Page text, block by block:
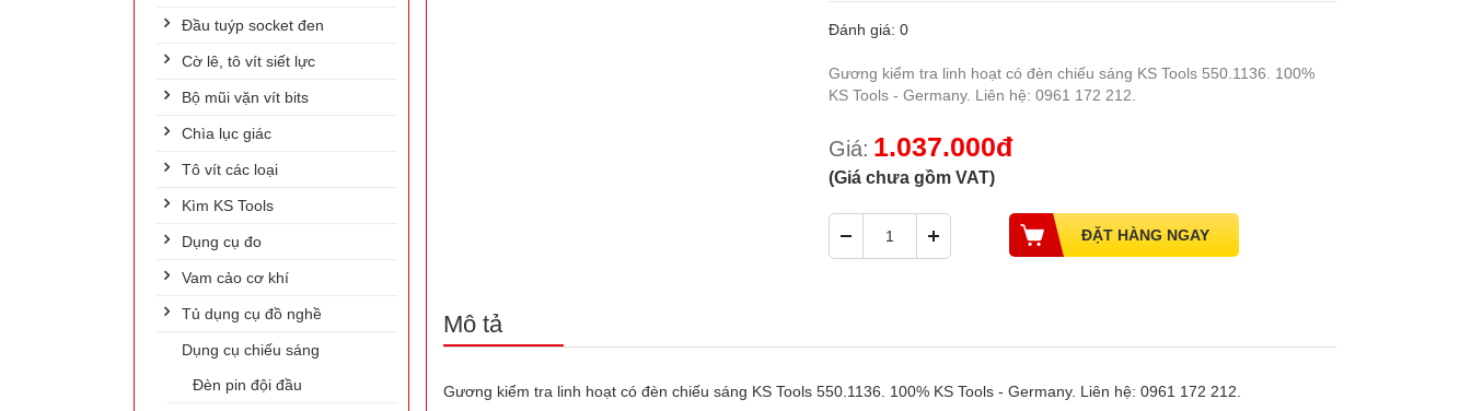
Đầu tuýp socket đen
Cờ lê, tô vít siết lực
Bộ mũi vặn vít bits
Chìa lục giác
Tô vít các loại
Kìm KS Tools
Dụng cụ đo
Vam cảo cơ khí
Tủ dụng cụ đồ nghề
Dụng cụ chiếu sáng
Đèn pin đội đầu
Đánh giá: 0
Gương kiểm tra linh hoạt có đèn chiếu sáng KS Tools 550.1136. 100%
KS Tools - Germany. Liên hệ: 0961 172 212.
Giá: 1.037.000đ
(Giá chưa gồm VAT)
Mô tả
Gương kiểm tra linh hoạt có đèn chiếu sáng KS Tools 550.1136. 100% KS Tools - Germany. Liên hệ: 0961 172 212.